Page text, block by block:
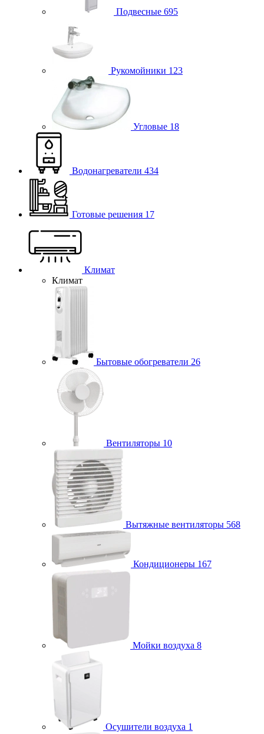
Подвесные 695
Рукомойники 123
Угловые 18
Водонагреватели 434
Готовые решения 17
Климат
Климат
Бытовые обогреватели 26
Вентиляторы 10
Вытяжные вентиляторы 568
Кондиционеры 167
Мойки воздуха 8
Осушители воздуха 1